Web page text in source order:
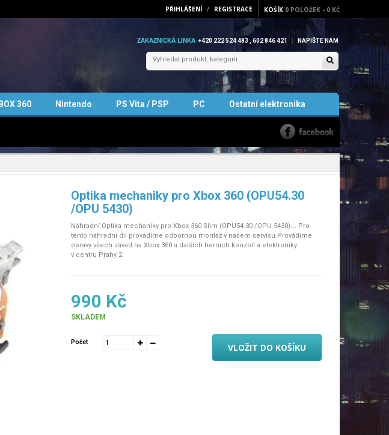
PŘIHLÁŠENÍ / REGISTRACE KOŠÍK 0 POLOŽEK - 0 KČ
ZÁKAZNICKÁ LINKA +420 222 524 483 , 602 846 421 NAPIŠTE NÁM
360 Nintendo PS Vita / PSP PC Ostatní elektronika
Optika mechaniky pro Xbox 360 (OPU54.30
/OPU 5430)
Náhradní Optika mechaniky pro Xbox 360 Slim (OPU54.30 /OPU 5430)…. Pro
tento náhradní díl provádíme odbornou montáž v našem servisu.Provádíme
opravy všech závad na Xbox 360 a dalších herních konzolí a elektroniky
v centru Prahy 2.
990 Kč
SKLADEM
Počet VLOŽIT DO KOŠÍKU